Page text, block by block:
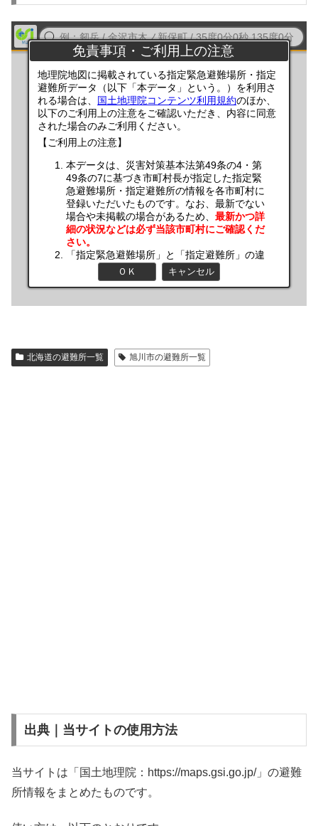
北海道の避難所一覧 旭川市の避難所一覧
出典｜当サイトの使用方法
当サイトは「国土地理院：https://maps.gsi.go.jp/」の避難
所情報をまとめたものです。